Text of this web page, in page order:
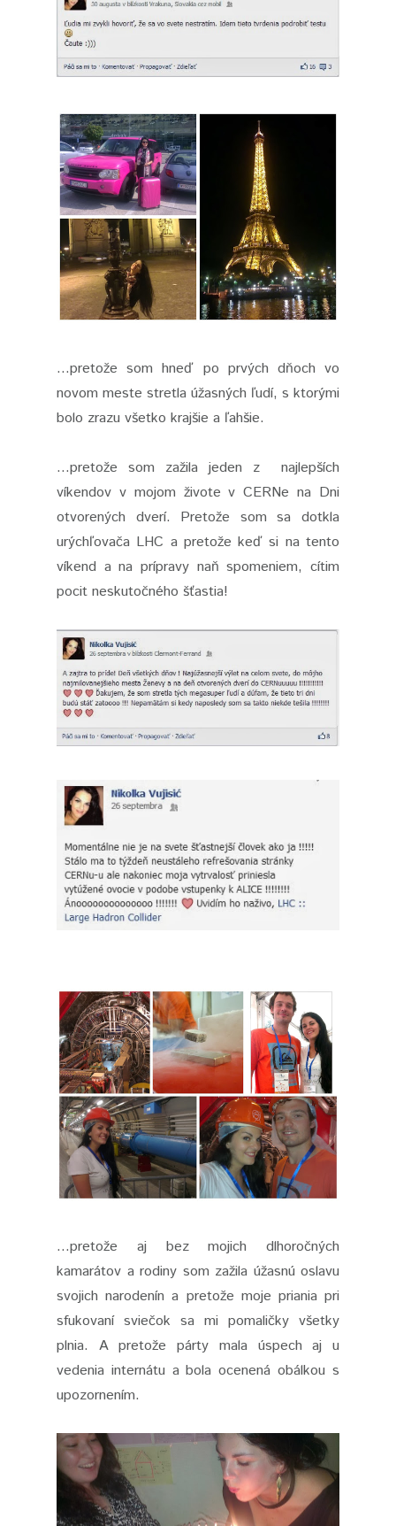
...pretože som hneď po prvých dňoch vo
novom meste stretla úžasných ľudí, s ktorými
bolo zrazu všetko krajšie a ľahšie.
...pretože som zažila jeden z najlepších
víkendov v mojom živote v CERNe na Dni
otvorených dverí. Pretože som sa dotkla
urýchľovača LHC a pretože keď si na tento
víkend a na prípravy naň spomeniem, cítim
pocit neskutočného šťastia!
...pretože aj bez mojich dlhoročných
kamarátov a rodiny som zažila úžasnú oslavu
svojich narodenín a pretože moje priania pri
sfukovaní sviečok sa mi pomaličky všetky
plnia. A pretože párty mala úspech aj u
vedenia internátu a bola ocenená obálkou s
upozornením.